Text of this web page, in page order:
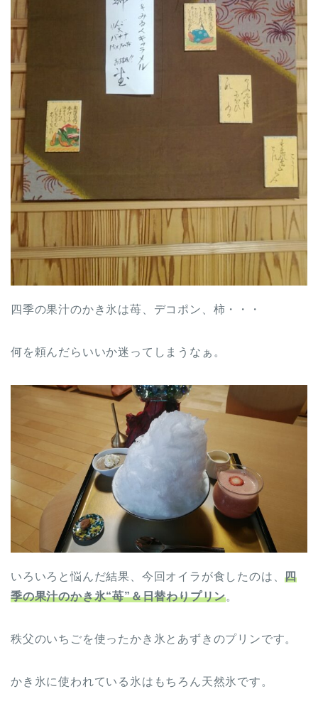
四季の果汁のかき氷は苺、デコポン、柿・・・
何を頼んだらいいか迷ってしまうなぁ。
いろいろと悩んだ結果、今回オイラが食したのは、四
季の果汁のかき氷“苺”＆日替わりプリン。
秩父のいちごを使ったかき氷とあずきのプリンです。
かき氷に使われている氷はもちろん天然氷です。